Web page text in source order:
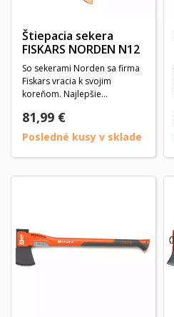
Štiepacia sekera
FISKARS NORDEN N12
So sekerami Norden sa firma
Fiskars vracia k svojim
koreňom. Najlepšie
81,99 €
Posledné kusy v sklade